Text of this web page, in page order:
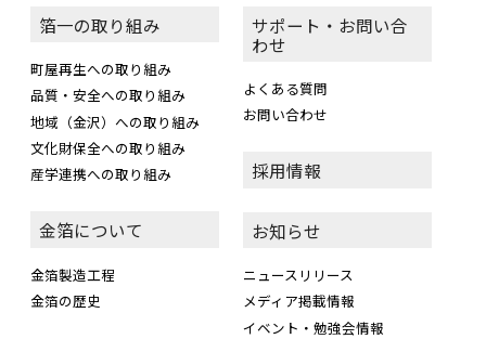
箔一の取り組み
町屋再生への取り組み
品質・安全への取り組み
地域（金沢）への取り組み
文化財保全への取り組み
産学連携への取り組み
金箔について
金箔製造工程
金箔の歴史
サポート・お問い合
わせ
よくある質問
お問い合わせ
採用情報
お知らせ
ニュースリリース
メディア掲載情報
イベント・勉強会情報